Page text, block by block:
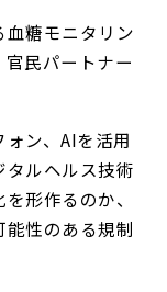
血糖モニタリン
民パートナー
ン、AIを活用
タルヘルス技術
形作るのか、
性のある規制